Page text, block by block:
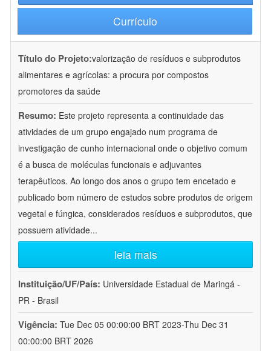
Currículo
Título do Projeto:valorização de resíduos e subprodutos
alimentares e agrícolas: a procura por compostos
promotores da saúde
Resumo: Este projeto representa a continuidade das
atividades de um grupo engajado num programa de
investigação de cunho internacional onde o objetivo comum
é a busca de moléculas funcionais e adjuvantes
terapêuticos. Ao longo dos anos o grupo tem encetado e
publicado bom número de estudos sobre produtos de origem
vegetal e fúngica, considerados resíduos e subprodutos, que
possuem atividade...
leia mais
Instituição/UF/País: Universidade Estadual de Maringá -
PR - Brasil
Vigência: Tue Dec 05 00:00:00 BRT 2023-Thu Dec 31
00:00:00 BRT 2026